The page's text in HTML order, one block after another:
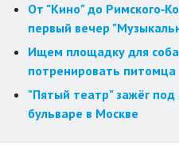
От "Кино" до
первый вечер
Ищем площадку для
потренировать питомца
"Пятый театр" зажёг
бульваре в Москве